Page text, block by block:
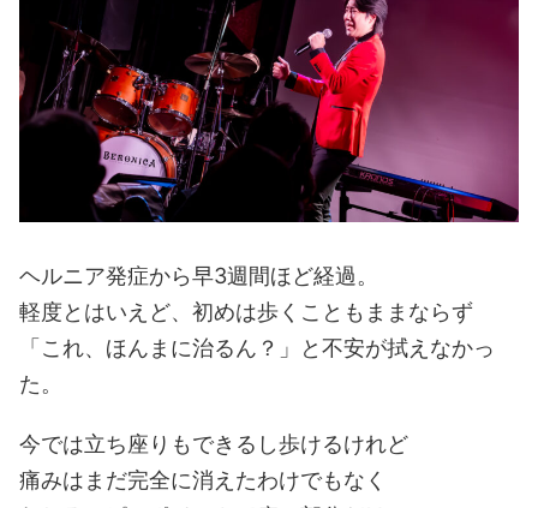
ヘルニア発症から早3週間ほど経過。
軽度とはいえど、初めは歩くこともままならず
「これ、ほんまに治るん？」と不安が拭えなかっ
た。
今では立ち座りもできるし歩けるけれど
痛みはまだ完全に消えたわけでもなく